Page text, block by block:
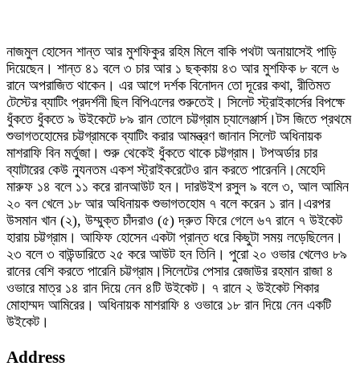
নাজমুল হোসেন শান্ত আর মুশফিকুর রহিম মিলে বাকি পথটা অনায়াসেই পাড়ি
দিয়েছেন। শান্ত ৪১ বলে ৩ চার আর ১ ছক্কায় ৪৩ আর মুশফিক ৮ বলে ৬
রানে অপরাজিত থাকেন। এর আগে দর্শক বিনোদন তো দূরের কথা, রীতিমত
টেস্টের ব্যাটিং প্রদর্শনী ছিল বিপিএলের শুরুতেই। সিলেট স্ট্রাইকার্সের বিপক্ষে
ধুঁকতে ধুঁকতে ৯ উইকেটে ৮৯ রান তোলে চট্টগ্রাম চ্যালেঞ্জার্স।টস জিতে প্রথমে
শুভাগতহোমের চট্টগ্রামকে ব্যাটিং করার আমন্ত্রণ জানান সিলেট অধিনায়ক
মাশরাফি বিন মর্তুজা। শুরু থেকেই ধুঁকতে থাকে চট্টগ্রাম। টপঅর্ডার চার
ব্যাটারের কেউ ন্যুনতম একশ স্ট্রাইকরেটেও রান করতে পারেননি।মেহেদি
মারুফ ১৪ বলে ১১ করে রানআউট হন। দারউইশ রসুল ৯ বলে ৩, আল আমিন
২০ বল খেলে ১৮ আর অধিনায়ক শুভাগতহোম ৭ বলে করেন ১ রান।এরপর
উসমান খান (২), উম্মুক্ত চাঁদরাও (৫) দ্রুত ফিরে গেলে ৬৭ রানে ৭ উইকেট
হারায় চট্টগ্রাম। আফিফ হোসেন একটা প্রান্ত ধরে কিছুটা সময় লড়েছিলেন।
২৩ বলে ৩ বাউন্ডারিতে ২৫ করে আউট হন তিনি। পুরো ২০ ওভার খেলেও ৮৯
রানের বেশি করতে পারেনি চট্টগ্রাম।সিলেটের পেসার রেজাউর রহমান রাজা ৪
ওভারে মাত্র ১৪ রান দিয়ে নেন ৪টি উইকেট। ৭ রানে ২ উইকেট শিকার
মোহাম্মদ আমিরের। অধিনায়ক মাশরাফি ৪ ওভারে ১৮ রান দিয়ে নেন একটি
উইকেট।
Address